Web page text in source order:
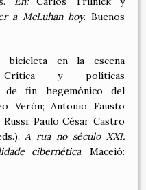
a McLuhan hoy. Buenos
en la escena
Crítica y políticas
de fin hegemónico del
Verón; Antonio Fausto
Paulo César Castro
A rua no século XXI.
cibernética. Maceió: